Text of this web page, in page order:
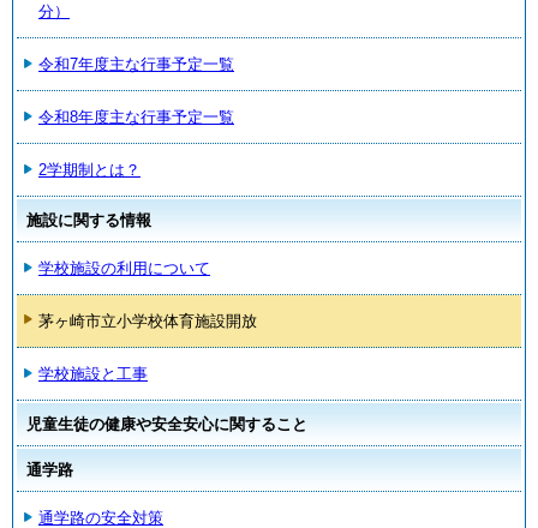
分）
令和7年度主な行事予定一覧
令和8年度主な行事予定一覧
2学期制とは？
施設に関する情報
学校施設の利用について
茅ヶ崎市立小学校体育施設開放
学校施設と工事
児童生徒の健康や安全安心に関すること
通学路
通学路の安全対策